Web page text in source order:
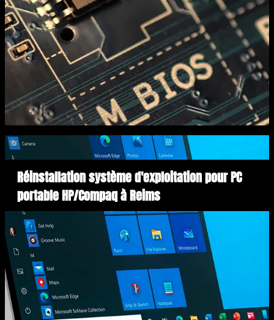
Réinstallation système d'exploitation pour PC
portable HP/Compaq à Reims